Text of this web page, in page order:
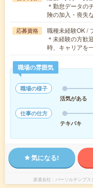
＊勤怠データの
険の加入・喪失
応募資格
職種未経験OK /
＊未経験の方歓
時、キャリアを
職場の雰囲気
職場の様子
活気がある
仕事の仕方
テキパキ
気になる!
派遣会社 パーソルテンプス